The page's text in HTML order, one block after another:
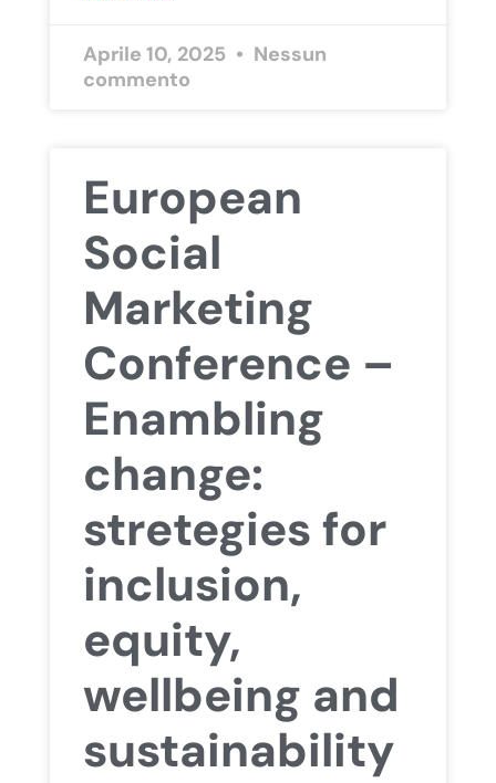
Aprile 10, 2025
Nessun
commento
European
Social
Marketing
Conference –
Enambling
change:
stretegies for
inclusion,
equity,
wellbeing and
sustainability